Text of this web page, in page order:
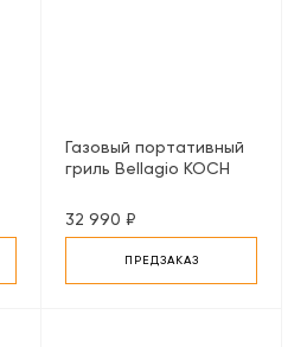
Газовый портативный
гриль Bellagio KOCH
черный
32 990 ₽
ПРЕДЗАКАЗ